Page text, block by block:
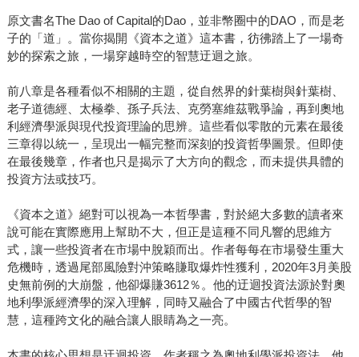
原文書名The Dao of Capital的Dao，並非幣圈中的DAO，而是老
子的「道」。當你揭開《資本之道》這本書，彷彿踏上了一場奇
妙的探索之旅，一場穿越時空的智慧迂迴之旅。
前八章是各種看似不相關的主題，從自然界的針葉樹與針葉樹、
老子道德經、太極拳、孫子兵法、克勞塞維茲戰爭論，再到奧地
利經濟學派與現代投資理論的思辨。這些看似零散的元素在最後
三章得以統一，呈現出一幅完整而深刻的投資哲學圖景。但即使
在最後幾章，作者也只是揭示了大方向的觀念，而未提供具體的
投資方法或技巧。
《資本之道》絕對可以視為一本哲學書，對於絕大多數的讀者來
說可能在實際應用上幫助不大，但正是這種不同凡響的思維方
式，讓一些投資者在市場中脫穎而出。作者每每在市場發生重大
危機時，透過尾部風險對沖策略賺取爆炸性獲利，2020年3月美股
史無前例的大崩盤，他卻爆賺3612％。他的迂迴投資法源於對奧
地利學派經濟學的深入理解，同時又融合了中國古代哲學的智
慧，這種跨文化的融合讓人眼睛為之一亮。